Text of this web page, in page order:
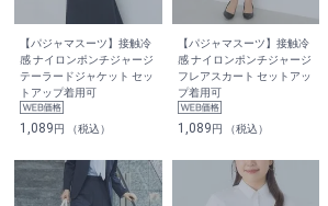
【パジャマスーツ】接触冷
感 ナイロンポンチジャージ
テーラードジャケット セッ
トアップ着用可
1,089円 （税込）
【パジャマスーツ】接触冷
感 ナイロンポンチジャージ
フレアスカート セットアッ
プ着用可
1,089円 （税込）